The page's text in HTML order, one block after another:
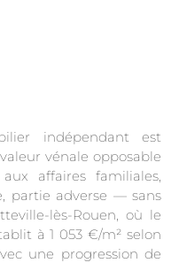
indépendant est
vénale opposable
affaires familiales,
partie adverse — sans
lès-Rouen, où le
à 1 053 €/m² selon
une progression de